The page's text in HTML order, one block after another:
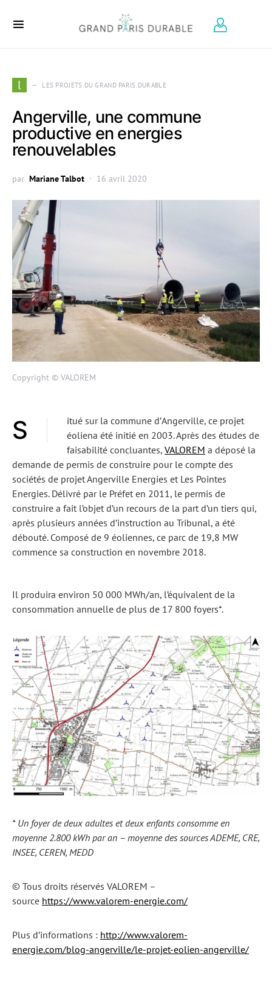
l LES PROJETS DU GRAND PARIS DURABLE
Angerville, une commune
productive en energies
renouvelables
par Mariane Talbot 16 avril 2020
Copyright © VALOREM
Situé sur la commune d’Angerville, ce projet
éoliena été initié en 2003. Après des études de
faisabilité concluantes, VALOREM a déposé la
demande de permis de construire pour le compte des
sociétés de projet Angerville Energies et Les Pointes
Energies. Délivré par le Préfet en 2011 , le permis de
construire a fait l’objet d’un recours de la part d’un tiers qui,
après plusieurs années d’instruction au Tribunal, a été
débouté. Composé de 9 éoliennes, ce parc de 19,8 MW
commence sa construction en novembre 2018.
Il produira environ 50 000 MWh/an, l’équivalent de la
consommation annuelle de plus de 17 800 foyers*.
* Un foyer de deux adultes et deux enfants consomme en
moyenne 2.800 kWh par an – moyenne des sources ADEME, CRE,
INSEE, CEREN, MEDD
© Tous droits réservés VALOREM –
source https://www.valorem-energie.com/
Plus d’informations : http://www.valorem-
energie.com/blog-angerville/le-projet-eolien-angerville/